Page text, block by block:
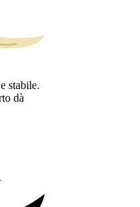
stabile.
dà